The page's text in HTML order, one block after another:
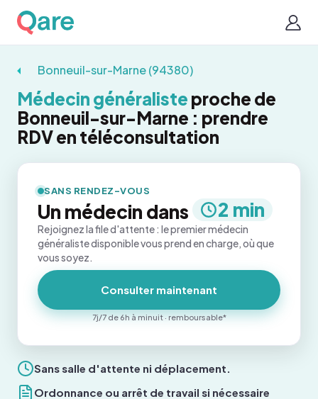
Bonneuil-sur-Marne (94380)
Médecin généraliste proche de
Bonneuil-sur-Marne : prendre
RDV en téléconsultation
Sans salle d'attente ni déplacement.
Ordonnance ou arrêt de travail si nécessaire
SANS RENDEZ-VOUS
Un médecin dans 2 min
Rejoignez la file d'attente : le premier médecin
généraliste disponible vous prend en charge, où que
vous soyez.
Consulter maintenant
7j/7 de 6h à minuit · remboursable*